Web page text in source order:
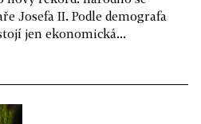
Josefa II. Podle demografa
jen ekonomická...